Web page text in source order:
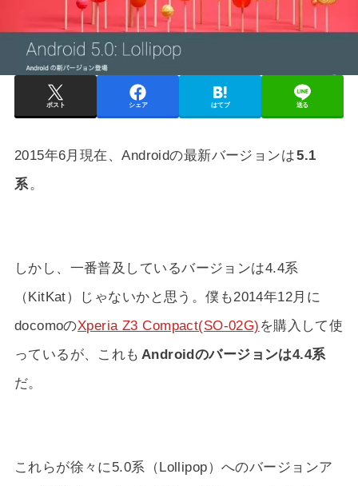
ポスト シェア はてブ 送る
2015年6月現在、Androidの最新バージョンは5.1
系 。
しかし、一番普及しているバージョンは4.4系
（KitKat）じゃないかと思う。僕も2014年12月に
docomoのXperia Z3 Compact(SO-02G) を購入して使
っているが、これも Androidのバージョンは4.4系
だ。
これらが徐々に5.0系（Lollipop）へのバージョンア